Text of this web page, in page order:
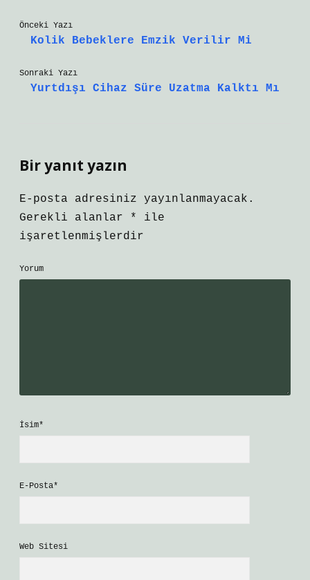
Önceki Yazı
Kolik Bebeklere Emzik Verilir Mi
Sonraki Yazı
Yurtdışı Cihaz Süre Uzatma Kalktı Mı
Bir yanıt yazın
E-posta adresiniz yayınlanmayacak.
Gerekli alanlar
*
ile
işaretlenmişlerdir
Yorum
İsim*
E-Posta*
Web Sitesi